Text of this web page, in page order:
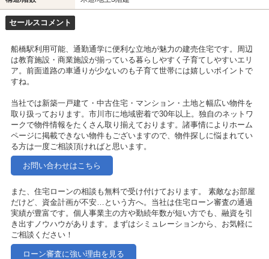
セールスコメント
船橋駅利用可能、通勤通学に便利な立地が魅力の建売住宅です。周辺
は教育施設・商業施設が揃っている暮らしやすく子育てしやすいエリ
ア。前面道路の車通りが少ないのも子育て世帯には嬉しいポイントで
すね。
当社では新築一戸建て・中古住宅・マンション・土地と幅広い物件を
取り扱っております。市川市に地域密着で30年以上。独自のネットワ
ークで物件情報をたくさん取り揃えております。諸事情によりホーム
ページに掲載できない物件もございますので、物件探しに悩まれてい
る方は一度ご相談頂ければと思います。
お問い合わせはこちら
また、住宅ローンの相談も無料で受け付けております。 素敵なお部屋
だけど、資金計画が不安…という方へ。当社は住宅ローン審査の通過
実績が豊富です。個人事業主の方や勤続年数が短い方でも、融資を引
き出すノウハウがあります。まずはシミュレーションから、お気軽に
ご相談ください！
ローン審査に強い理由を見る